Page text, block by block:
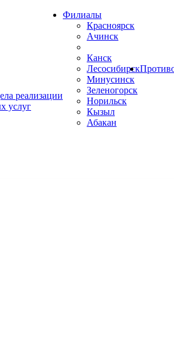
реализации
услуг
Филиалы
Красноярск
Ачинск
Канск
Лесосибирск
Минусинск
Зеленогорск
Норильск
Кызыл
Абакан